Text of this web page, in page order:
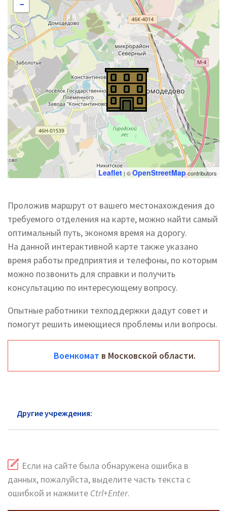
−
Leaflet | ©OpenStreetMapcontributors
Проложив маршрут от вашего местонахождения до
требуемого отделения на карте, можно найти самый
оптимальный путь, экономя время на дорогу.
На данной интерактивной карте также указано
время работы предприятия и телефоны, по которым
можно позвонить для справки и получить
консультацию по интересующему вопросу.
Опытные работники техподдержки дадут совет и
помогут решить имеющиеся проблемы или вопросы.
Военкомат в Московской области.
Другие учреждения:
Если на сайте была обнаружена ошибка в
данных, пожалуйста, выделите часть текста с
ошибкой и нажмите Ctrl+Enter.